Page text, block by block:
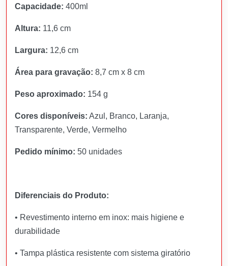
Capacidade: 400ml
Altura: 11,6 cm
Largura: 12,6 cm
Área para gravação: 8,7 cm x 8 cm
Peso aproximado: 154 g
Cores disponíveis: Azul, Branco, Laranja,
Transparente, Verde, Vermelho
Pedido mínimo: 50 unidades
Diferenciais do Produto:
• Revestimento interno em inox: mais higiene e
durabilidade
• Tampa plástica resistente com sistema giratório